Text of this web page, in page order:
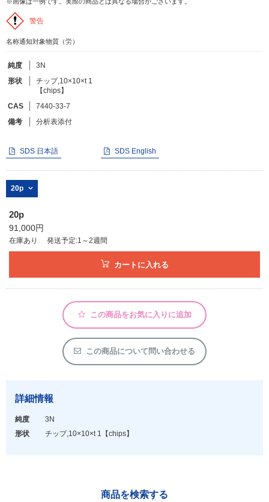
キーワードで検索する
フリーワードで検索
化学式で検索
和名・英名で検索
化合物
アウトレット
化学教材・オリジナルグッズ
警告
名称通知対象物質（労）
純度
3N
形状
チップ,10×10×t 1
【chips】
CAS
7440-33-7
備考
分析表添付
SDS 日本語 SDS English
20p
20p
91,000円
在庫あり 発送予定:1～2週間
カートに入れる
この商品をお気に入りに追加
この商品について問い合わせる
詳細情報
純度
3N
形状
チップ,10×10×t 1 【chips】
商品を検索する